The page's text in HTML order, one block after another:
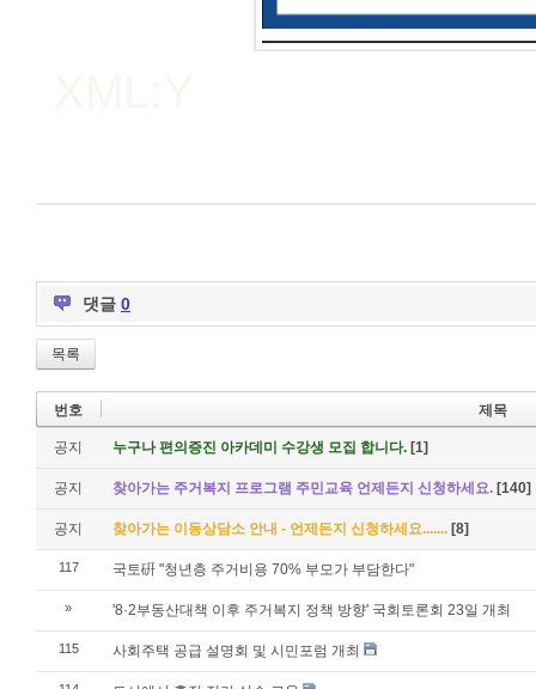
댓글 0
목록
번호 제목
공지 누구나 편의증진 아카데미 수강생 모집 합니다. [1]
공지 찾아가는 주거복지 프로그램 주민교육 언제든지 신청하세요. [140]
공지 찾아가는 이동상담소 안내 - 언제든지 신청하세요....... [8]
117 국토硏 "청년층 주거비용 70% 부모가 부담한다"
» '8·2부동산대책 이후 주거복지 정책 방향' 국회토론회 23일 개최
115 사회주택 공급 설명회 및 시민포럼 개최